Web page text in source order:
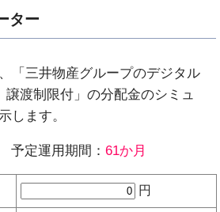
ター
「三井物産グループのデジタル
渡制限付」の分配金のシミュ
します。
予定運用期間： 61か月
円